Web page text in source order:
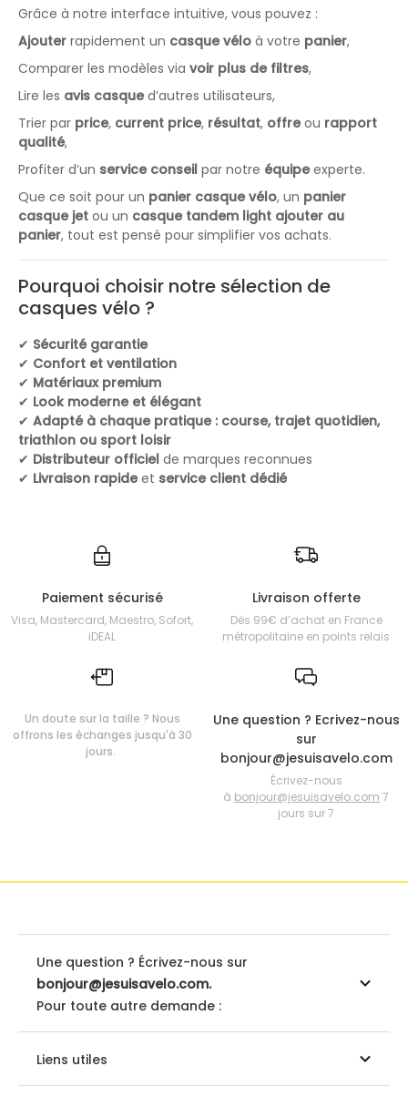
Grâce à notre interface intuitive, vous pouvez :
Ajouter rapidement un casque vélo à votre panier,
Comparer les modèles via voir plus de filtres,
Lire les avis casqued’autres utilisateurs,
Trier par price, current price, résultat, offreou rapport
qualité,
Profiter d’un service conseil par notre équipeexperte.
Que ce soit pour un panier casque vélo, un panier
casque jet ou un casque tandem light ajouter au
panier, tout est pensé pour simplifier vos achats.
Pourquoi choisir notre sélection de
casques vélo ?
✔ Sécurité garantie
✔ Confort et ventilation
✔ Matériaux premium
✔ Look moderne et élégant
✔ Adapté à chaque pratique : course, trajet quotidien,
triathlon ou sport loisir
✔ Distributeur officiel de marques reconnues
✔ Livraison rapideet service client dédié
Paiement sécurisé
Visa, Mastercard, Maestro, Sofort,
iDEAL
Livraison offerte
Dès 99€ d’achat en France
métropolitaine en points relais
Un doute sur la taille ? Nous
offrons les échanges jusqu'à 30
jours.
Une question ? Ecrivez-nous
sur
bonjour@jesuisavelo.com
Écrivez-nous
à bonjour@jesuisavelo.com 7
jours sur 7
Une question ? Écrivez-nous sur
bonjour@jesuisavelo.com.
Pour toute autre demande :
Liens utiles